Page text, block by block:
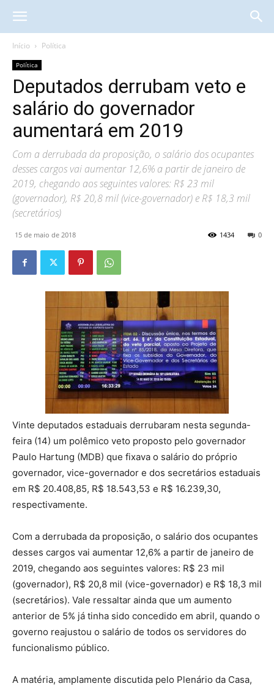
Início Política
Política
Deputados derrubam veto e
salário do governador
aumentará em 2019
Com a derrubada da proposição, o salário dos ocupantes
desses cargos vai aumentar 12,6% a partir de janeiro de
2019, chegando aos seguintes valores: R$ 23 mil
(governador), R$ 20,8 mil (vice-governador) e R$ 18,3 mil
(secretários)
15 de maio de 2018 0
1434
Vinte deputados estaduais derrubaram nesta segunda-
feira (14) um polêmico veto proposto pelo governador
Paulo Hartung (MDB) que fixava o salário do próprio
governador, vice-governador e dos secretários estaduais
em R$ 20.408,85, R$ 18.543,53 e R$ 16.239,30,
respectivamente.
Com a derrubada da proposição, o salário dos ocupantes
desses cargos vai aumentar 12,6% a partir de janeiro de
2019, chegando aos seguintes valores: R$ 23 mil
(governador), R$ 20,8 mil (vice-governador) e R$ 18,3 mil
(secretários). Vale ressaltar ainda que um aumento
anterior de 5% já tinha sido concedido em abril, quando o
governo reajustou o salário de todos os servidores do
funcionalismo público.
A matéria, amplamente discutida pelo Plenário da Casa,